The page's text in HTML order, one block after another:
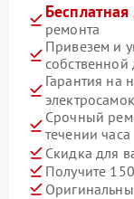
ремонта
Привезем и
собственной
Гарантия на
Срочный
течении часа
Скидка для
Получите